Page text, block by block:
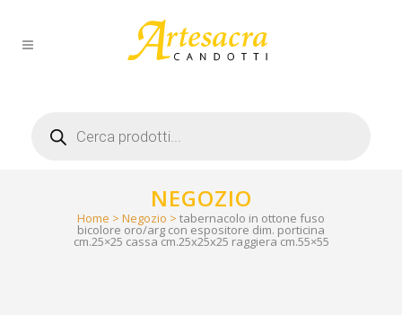
search
NEGOZIO
Home > Negozio > tabernacolo in ottone fuso
bicolore oro/arg con espositore dim. porticina
cm.25×25 cassa cm.25x25x25 raggiera cm.55×55